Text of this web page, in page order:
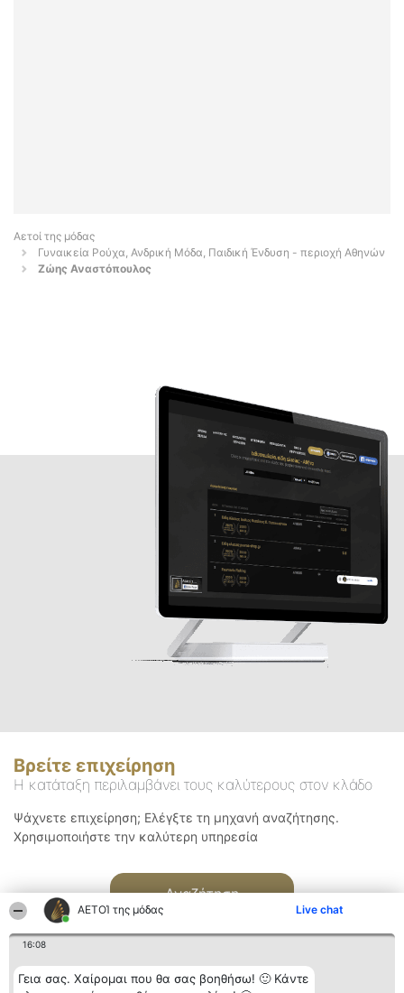
ΑΕΤΟΊ της μόδας Live chat
16:08
Γεια σας. Χαίρομαι που θα σας βοηθήσω! 🙂 Κάντε
Αετοί της μόδας
Γυναικεία Ρούχα, Ανδρική Μόδα, Παιδική Ένδυση - περιοχή Αθηνών
Ζώης Αναστόπουλος
Βρείτε επιχείρηση
Η κατάταξη περιλαμβάνει τους καλύτερους στον κλάδο
Ψάχνετε επιχείρηση; Ελέγξτε τη μηχανή αναζήτησης.
Χρησιμοποιήστε την καλύτερη υπηρεσία
Αναζήτηση